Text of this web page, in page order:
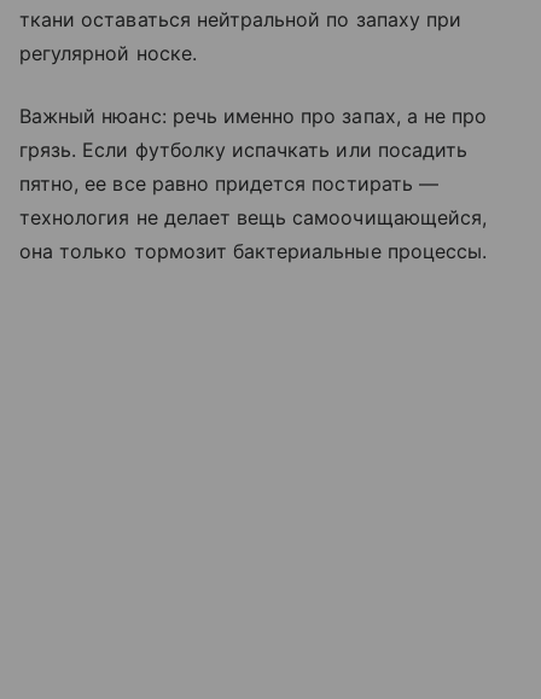
ткани оставаться нейтральной по запаху при
регулярной носке.
Важный нюанс: речь именно про запах, а не про
грязь. Если футболку испачкать или посадить
пятно, ее все равно придется постирать —
технология не делает вещь самоочищающейся,
она только тормозит бактериальные процессы.